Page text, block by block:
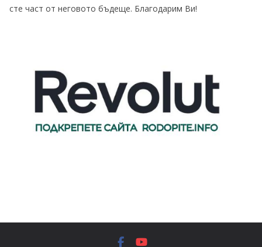
сте част от неговото бъдеще. Благодарим Ви!